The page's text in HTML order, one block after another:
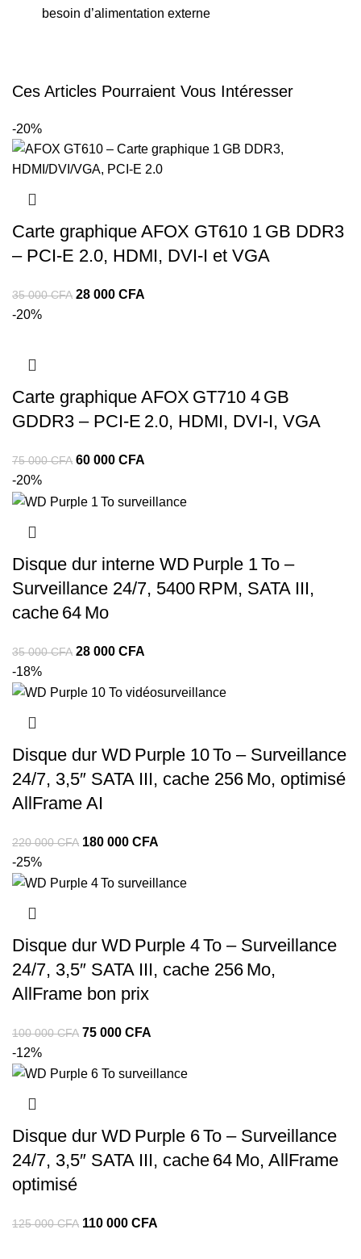
besoin d’alimentation externe
Ces Articles Pourraient Vous Intéresser
-20%
Carte graphique AFOX GT610 1 GB DDR3
– PCI‑E 2.0, HDMI, DVI‑I et VGA
35 000CFA 28 000 CFA
-20%
Carte graphique AFOX GT710 4 GB
GDDR3 – PCI‑E 2.0, HDMI, DVI‑I, VGA
75 000CFA 60 000 CFA
-20%
Disque dur interne WD Purple 1 To –
Surveillance 24/7, 5400 RPM, SATA III,
cache 64 Mo
35 000CFA 28 000 CFA
-18%
Disque dur WD Purple 10 To – Surveillance
24/7, 3,5″ SATA III, cache 256 Mo, optimisé
AllFrame AI
220 000CFA 180 000 CFA
-25%
Disque dur WD Purple 4 To – Surveillance
24/7, 3,5″ SATA III, cache 256 Mo,
AllFrame bon prix
100 000CFA 75 000 CFA
-12%
Disque dur WD Purple 6 To – Surveillance
24/7, 3,5″ SATA III, cache 64 Mo, AllFrame
optimisé
125 000CFA 110 000 CFA